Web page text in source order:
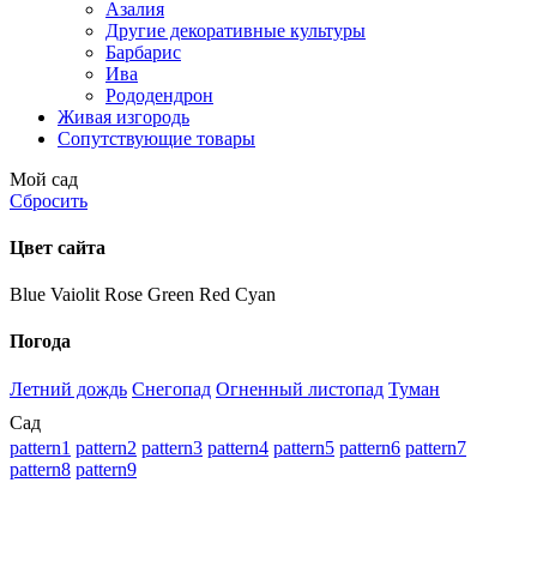
Азалия
Другие декоративные культуры
Барбарис
Ива
Рододендрон
Живая изгородь
Сопутствующие товары
Мой сад
Сбросить
Цвет сайта
Blue Vaiolit Rose Green Red Cyan
Погода
Летний дождь Снегопад Огненный листопад Туман
Сад
pattern1 pattern2 pattern3 pattern4 pattern5 pattern6 pattern7
pattern8 pattern9